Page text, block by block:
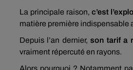
La principale raison, c’est
matière première indispensable
Depuis l’an dernier,son tarif a
vraiment répercuté en rayons.
Alors pourquoi ? Notamment